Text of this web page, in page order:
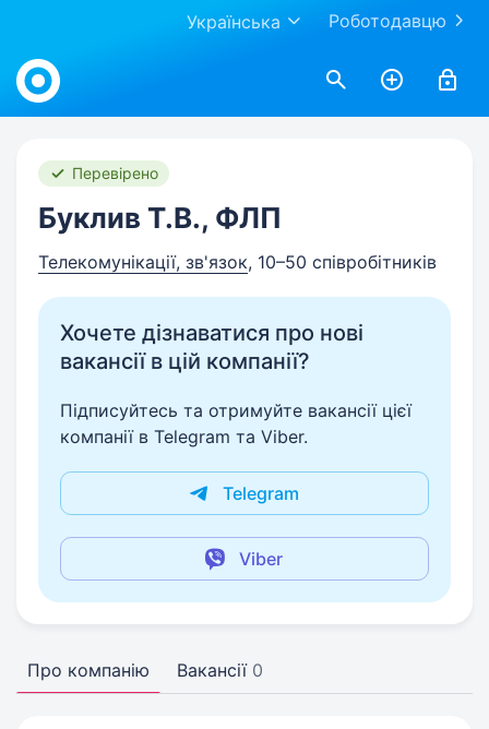
Роботодавцю
Українська
Work.ua
Перевірено
Буклив Т.В., ФЛП
Телекомунікації, зв'язок, 10–50 співробітників
Хочете дізнаватися про нові
вакансії в цій компанії?
Підписуйтесь та отримуйте вакансії цієї
компанії в Telegram та Viber.
Telegram
Viber
Про компанію Вакансії 0